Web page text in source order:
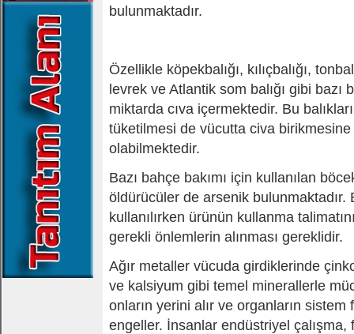
bulunmaktadır.
Özellikle köpekbalığı, kılıçbalığı,
levrek ve Atlantik som balığı gibi bazı
miktarda cıva içermektedir. Bu
tüketilmesi de vücutta civa
olabilmektedir.
Bazı bahçe bakımı için kullanılan
öldürücüler de arsenik bulunmaktadır.
kullanılırken ürünün kullanma
gerekli önlemlerin alınması gereklidir.
Ağır metaller vücuda girdiklerinde
ve kalsiyum gibi temel minerallerle
onların yerini alır ve organların sistem
engeller. İnsanlar endüstriyel